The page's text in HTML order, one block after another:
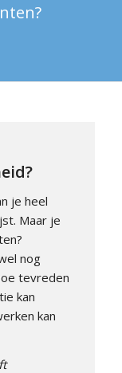
je heel
Maar je
nog
tevreden
kan
kan